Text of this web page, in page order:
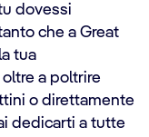
dovessi
che a Great
tua
a poltrire
o direttamente
dedicarti a tutte